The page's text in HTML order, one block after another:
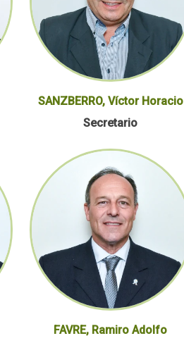
SANZBERRO, Víctor Horacio
Secretario
FAVRE, Ramiro Adolfo